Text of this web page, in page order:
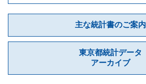
主な統計書のご案内
東京都統計データ
アーカイブ